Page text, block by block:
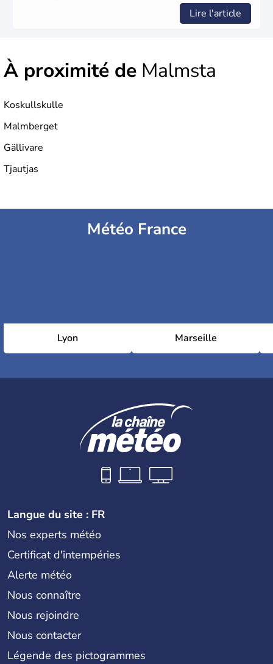
Lire l'article
À proximité de Malmsta
Koskullskulle
Malmberget
Gällivare
Tjautjas
Météo France
Lyon Marseille
Langue du site : FR
Nos experts météo
Certificat d'intempéries
Alerte météo
Nous connaître
Nous rejoindre
Nous contacter
Légende des pictogrammes